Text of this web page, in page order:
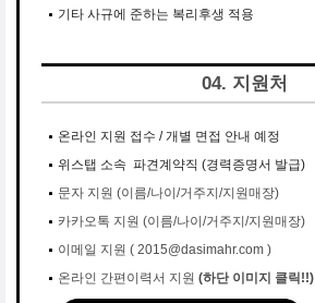
기타 사규에 준하는 복리후생 적용
04. 지원처
온라인 지원 접수 / 개별 면접 안내 예정
위스탭 소속 파견계약직 (경력증명서 발급)
문자 지원 (이름/나이/거주지/지원매장)
카카오톡 지원 (이름/나이/거주지/지원매장)
이메일 지원 ( 2015@dasimahr.com )
온라인 간편이력서 지원 (하단 이미지 클릭!!)